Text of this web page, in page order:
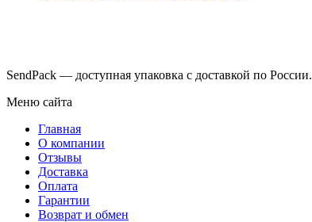
SendPack — доступная упаковка с доставкой по России.
Меню сайта
Главная
О компании
Отзывы
Доставка
Оплата
Гарантии
Возврат и обмен